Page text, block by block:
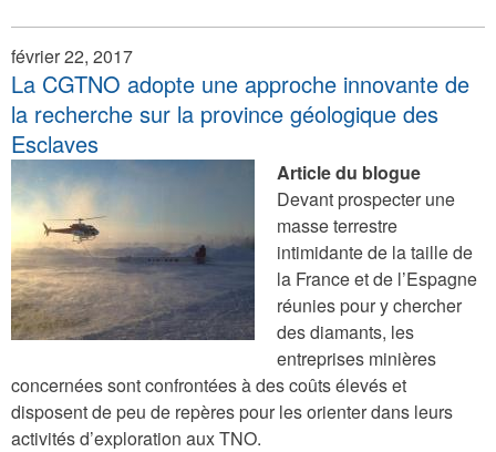
février 22, 2017
La CGTNO adopte une approche innovante de
la recherche sur la province géologique des
Esclaves
Article du blogue
Devant prospecter une
masse terrestre
intimidante de la taille de
la France et de l’Espagne
réunies pour y chercher
des diamants, les
entreprises minières
concernées sont confrontées à des coûts élevés et
disposent de peu de repères pour les orienter dans leurs
activités d’exploration aux TNO.